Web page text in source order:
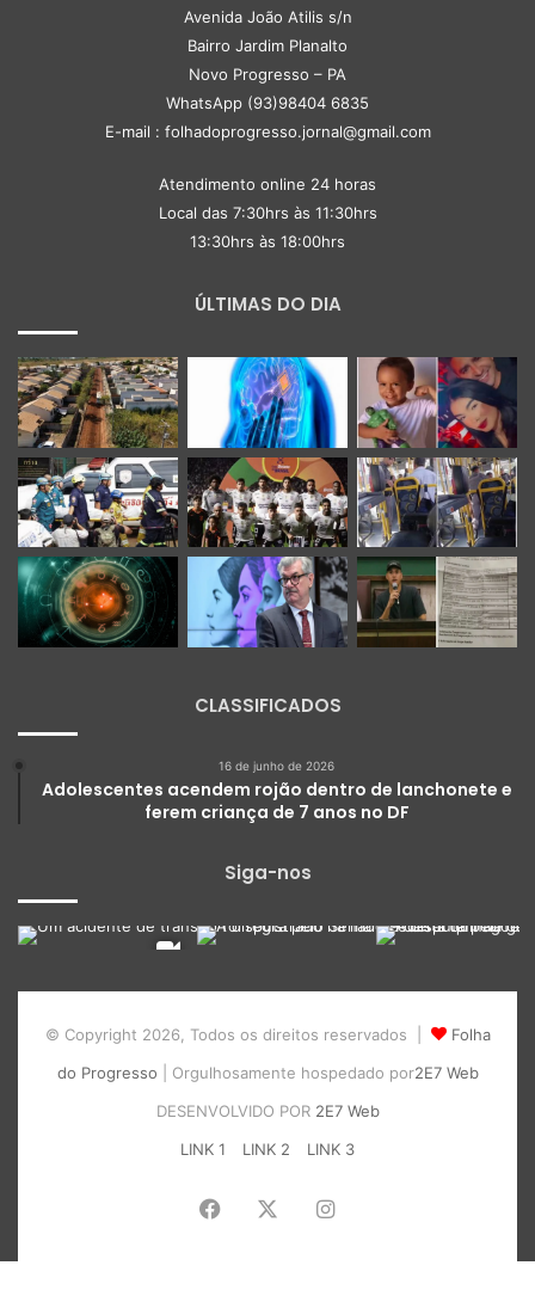
Avenida João Atilis s/n
Bairro Jardim Planalto
Novo Progresso – PA
WhatsApp (93)98404 6835
E-mail : folhadoprogresso.jornal@gmail.com
Atendimento online 24 horas
Local das 7:30hrs às 11:30hrs
13:30hrs às 18:00hrs
ÚLTIMAS DO DIA
CLASSIFICADOS
16 de junho de 2026
Adolescentes acendem rojão dentro de lanchonete e
ferem criança de 7 anos no DF
Siga-nos
© Copyright 2026, Todos os direitos reservados |
Folha
do Progresso | Orgulhosamente hospedado por2E7 Web
DESENVOLVIDO POR 2E7 Web
LINK 1
LINK 2 LINK 3
Facebook Instagram